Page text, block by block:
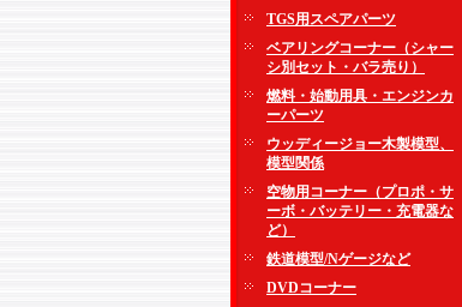
TGS用スペアパーツ
ベアリングコーナー（シャー
シ別セット・バラ売り）
燃料・始動用具・エンジンカ
ーパーツ
ウッディージョー木製模型、
模型関係
空物用コーナー（プロポ・サ
ーボ・バッテリー・充電器な
ど）
鉄道模型/Nゲージなど
DVDコーナー